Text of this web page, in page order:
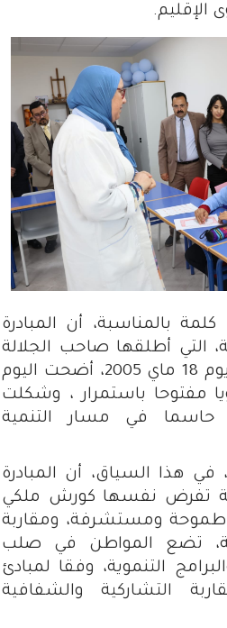
الإقليم.
بالمناسبة، أن المبادرة
التي أطلقها صاحب الجلالة
الملك محمد السادس يوم 18 ماي 2005، أضحت اليوم
مفتوحا باستمرار ، وشكلت
حاسما في مسار التنمية
هذا السياق، أن المبادرة
تفرض نفسها كورش ملكي
طموحة ومستشرفة، ومقاربة
تضع المواطن في صلب
التنموية، وفقا لمبادئ
التشاركية والشفافية